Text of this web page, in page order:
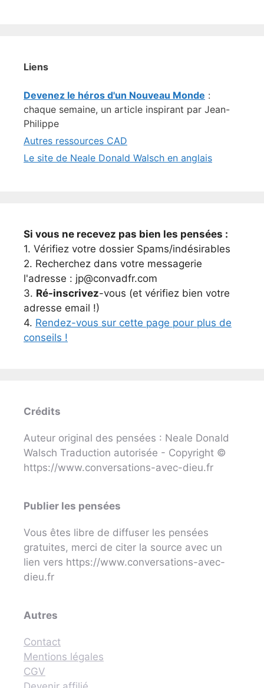
Liens
Devenez le héros d'un Nouveau Monde :
chaque semaine, un article inspirant par Jean-
Philippe
Autres ressources CAD
Le site de Neale Donald Walsch en anglais
Si vous ne recevez pas bien les pensées :
1. Vérifiez votre dossier Spams/indésirables
2. Recherchez dans votre messagerie
l'adresse : jp@convadfr.com
3. Ré-inscrivez-vous (et vérifiez bien votre
adresse email !)
4. Rendez-vous sur cette page pour plus de
conseils !
Crédits
Auteur original des pensées : Neale Donald
Walsch Traduction autorisée - Copyright ©
https://www.conversations-avec-dieu.fr
Publier les pensées
Vous êtes libre de diffuser les pensées
gratuites, merci de citer la source avec un
lien vers https://www.conversations-avec-
dieu.fr
Autres
Contact
Mentions légales
CGV